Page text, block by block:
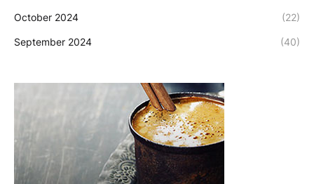
October 2024 (22)
September 2024 (40)